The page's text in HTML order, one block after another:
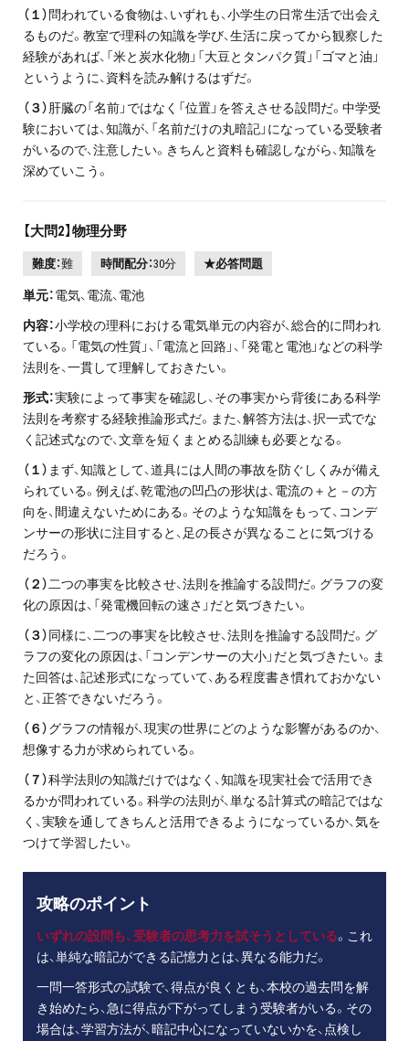
（１） 問われている食物は、いずれも、小学生の日常生活で出会え
るものだ。教室で理科の知識を学び、生活に戻ってから観察した
経験があれば、「米と炭水化物」「大豆とタンパク質」「ゴマと油」
というように、資料を読み解けるはずだ。
（３） 肝臓の「名前」ではなく「位置」を答えさせる設問だ。中学受
験においては、知識が、「名前だけの丸暗記」になっている受験者
がいるので、注意したい。きちんと資料も確認しながら、知識を
深めていこう。
【大問2】物理分野
難度：難 時間配分：30分 ★必答問題
単元：電気、電流、電池
内容：小学校の理科における電気単元の内容が、総合的に問われ
ている。「電気の性質」、「電流と回路」、「発電と電池」などの科学
法則を、一貫して理解しておきたい。
形式：実験によって事実を確認し、その事実から背後にある科学
法則を考察する経験推論形式だ。また、解答方法は、択一式でな
く記述式なので、文章を短くまとめる訓練も必要となる。
（１） まず、知識として、道具には人間の事故を防ぐしくみが備え
られている。例えば、乾電池の凹凸の形状は、電流の＋と－の方
向を、間違えないためにある。そのような知識をもって、コンデ
ンサーの形状に注目すると、足の長さが異なることに気づける
だろう。
（２） 二つの事実を比較させ、法則を推論する設問だ。グラフの変
化の原因は、「発電機回転の速さ」だと気づきたい。
（３）同様に、二つの事実を比較させ、法則を推論する設問だ。グ
ラフの変化の原因は、「コンデンサーの大小」だと気づきたい。ま
た回答は、記述形式になっていて、ある程度書き慣れておかない
と、正答できないだろう。
（６）グラフの情報が、現実の世界にどのような影響があるのか、
想像する力が求められている。
（７）科学法則の知識だけではなく、知識を現実社会で活用でき
るかが問われている。科学の法則が、単なる計算式の暗記ではな
く、実験を通してきちんと活用できるようになっているか、気を
つけて学習したい。
攻略のポイント
いずれの設問も、受験者の思考力を試そうとしている。これ
は、単純な暗記ができる記憶力とは、異なる能力だ。
一問一答形式の試験で、得点が良くとも、本校の過去問を解
き始めたら、急に得点が下がってしまう受験者がいる。その
場合は、学習方法が、暗記中心になっていないかを、点検し